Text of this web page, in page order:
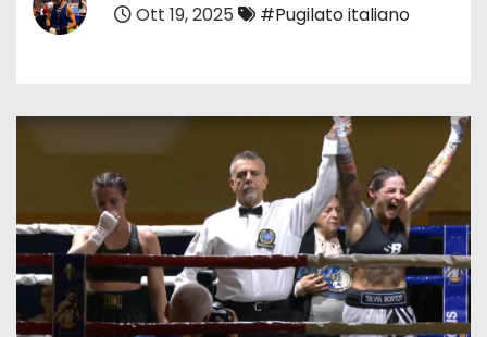
Ott 19, 2025 #Pugilato italiano